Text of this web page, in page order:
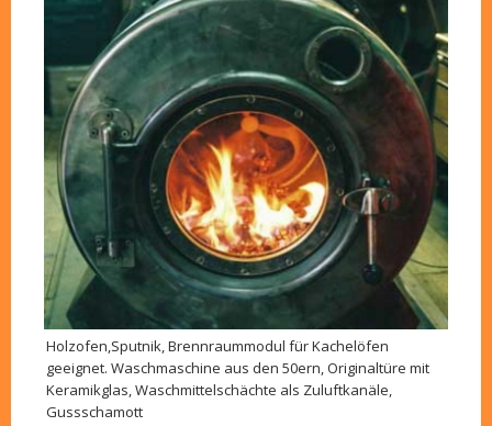
Holzofen,Sputnik, Brennraummodul für Kachelöfen
geeignet. Waschmaschine aus den 50ern, Originaltüre mit
Keramikglas, Waschmittelschächte als Zuluftkanäle,
Gussschamott